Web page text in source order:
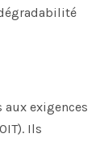
exigences
Ils